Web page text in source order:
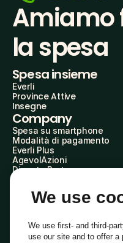
Amiamo
la spesa
Spesa insieme
Everli
Province Attive
Insegne
Company
Spesa su smartphone
Modalità di pagamento
Everli Plus
AgevolAzioni
Diventa Partner
Everli Shoppers
About Us
Everli News
Domande frequenti
We use
We use first- and third-
use our site and to offer a